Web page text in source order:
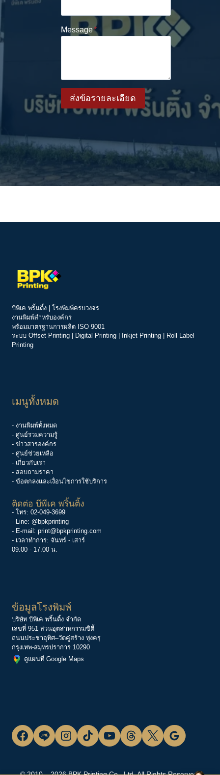
Message*
ส่งข้อรายละเอียด
บีพีเค พริ้นติ้ง | โรงพิมพ์ครบวงจร
งานพิมพ์สำหรับองค์กร
พร้อมมาตรฐานการผลิต ISO 9001
ระบบ Offset Printing Digital Printing Inkjet Printing
Roll Label
Printing
เมนูทั้งหมด
- งานพิมพ์ทั้งหมด
- ศูนย์รวมความรู้
- ข่าวสารองค์กร
- ศูนย์ช่วยเหลือ
- เกี่ยวกับเรา
- สอบถามราคา
- ข้อตกลงและเงื่อนไขการใช้บริการ
ติดต่อ บีพีเค พริ้นติ้ง
- โทร: 02-049-3699
- Line: @bpkprinting
- E-mail: print@bpkprinting.com
- เวลาทำการ: จันทร์ - เสาร์
09.00 - 17.00 น.
ข้อมูลโรงพิมพ์
บริษัท บีพีเค พริ้นติ้ง จำกัด
เลขที่ 951 สวนอุตสาหกรรมซิตี้
ถนนประชาอุทิศ–วัดคู่สร้าง ทุ่งครุ
กรุงเทพ-สมุทรปราการ 10290
ดูแผนที่ Google Maps